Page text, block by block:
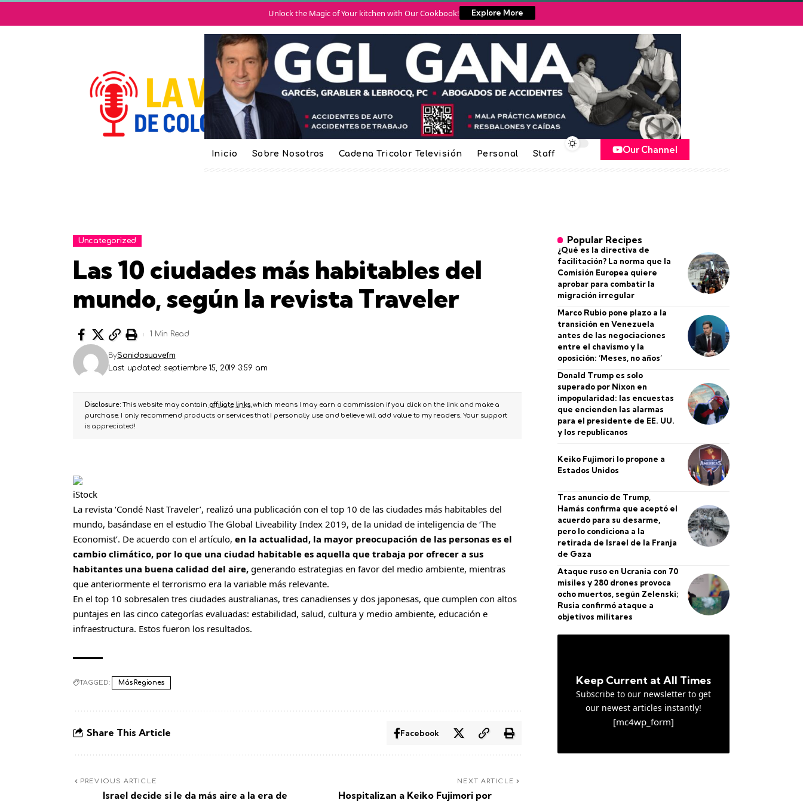
Unlock the Magic of Your kitchen with Our Cookbook! Explore More
Inicio Sobre Nosotros Cadena Tricolor Televisión Personal Staff Our Channel
Uncategorized
Las 10 ciudades más habitables del
mundo, según la revista Traveler
Last updated: septiembre 15, 2019 3:59 am
BySonidosuavefm
1 Min Read
Disclosure:This website may contain affiliate links, which means I may earn a commission if you click on the link and make a
purchase. I only recommend products or services that I personally use and believe will add value to my readers. Your support
is appreciated!
iStock
La revista ‘Condé Nast Traveler’, realizó una publicación con el top 10 de las ciudades más habitables del
mundo, basándase en el estudio The Global Liveability Index 2019, de la unidad de inteligencia de ‘The
Economist’. De acuerdo con el artículo, en la actualidad, la mayor preocupación de las personas es el
cambio climático, por lo que una ciudad habitable es aquella que trabaja por ofrecer a sus
habitantes una buena calidad del aire, generando estrategias en favor del medio ambiente, mientras
que anteriormente el terrorismo era la variable más relevante.
En el top 10 sobresalen tres ciudades australianas, tres canadienses y dos japonesas, que cumplen con altos
puntajes en las cinco categorías evaluadas: estabilidad, salud, cultura y medio ambiente, educación e
infraestructura. Estos fueron los resultados.
TAGGED: Más Regiones
Share This Article Facebook
PREVIOUS ARTICLE
Israel decide si le da más aire a la era de
NEXT ARTICLE
Hospitalizan a Keiko Fujimori por
Popular Recipes
¿Qué es la directiva de
facilitación? La norma que la
Comisión Europea quiere
aprobar para combatir la
migración irregular
Marco Rubio pone plazo a la
transición en Venezuela
antes de las negociaciones
entre el chavismo y la
oposición: ‘Meses, no años’
Donald Trump es solo
superado por Nixon en
impopularidad: las encuestas
que encienden las alarmas
para el presidente de EE. UU.
y los republicanos
Keiko Fujimori lo propone a
Estados Unidos
Tras anuncio de Trump,
Hamás confirma que aceptó el
acuerdo para su desarme,
pero lo condiciona a la
retirada de Israel de la Franja
de Gaza
Ataque ruso en Ucrania con 70
misiles y 280 drones provoca
ocho muertos, según Zelenski;
Rusia confirmó ataque a
objetivos militares
Keep Current at All Times
Subscribe to our newsletter to get
our newest articles instantly!
[mc4wp_form]